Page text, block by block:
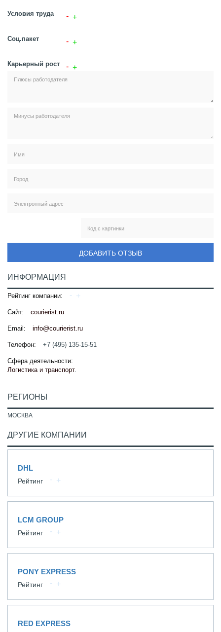
Условия труда
Соц.пакет
Карьерный рост
ДОБАВИТЬ ОТЗЫВ
ИНФОРМАЦИЯ
Рейтинг компании:
Сайт: courierist.ru
Email: info@courierist.ru
Телефон: +7 (495) 135-15-51
Сфера деятельности:
Логистика и транспорт.
РЕГИОНЫ
МОСКВА
ДРУГИЕ КОМПАНИИ
DHL
Рейтинг
LCM GROUP
Рейтинг
PONY EXPRESS
Рейтинг
RED EXPRESS